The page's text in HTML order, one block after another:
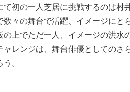
て初の一人芝居に挑戦するのは村
数々の舞台で活躍、イメージにと
の上でただ一人、イメージの洪
ャレンジは、舞台俳優としてのさ
。